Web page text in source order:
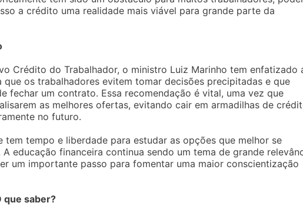
a crédito uma realidade mais viável para grande parte da
Crédito do Trabalhador, o ministro Luiz Marinho tem enfatizado
os trabalhadores evitem tomar decisões precipitadas e que
fechar um contrato. Essa recomendação é vital, uma vez que
as melhores ofertas, evitando cair em armadilhas de
no futuro.
tem tempo e liberdade para estudar as opções que melhor se
educação financeira continua sendo um tema de grande
um importante passo para fomentar uma maior conscientização
que saber?